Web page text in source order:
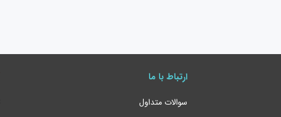
ارتباط با ما
سوالات متداول